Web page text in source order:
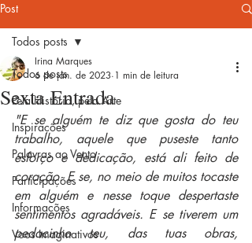
Post
Todos posts
Pela História, pela Arte
Inspirações
Palavras ao Vento
Participações
Informações
Voos Imaginativos
Todos posts
Sexta Entrada
Irina Marques
6 de jan. de 2023 1 min de leitura
"E se alguém te diz que gosta do teu
trabalho, aquele que puseste tanto
esforço e dedicação, está ali feito de
coração. E se, no meio de muitos tocaste
em alguém e nesse toque despertaste
sentimentos agradáveis. E se tiverem um
pedacinho teu, das tuas obras,